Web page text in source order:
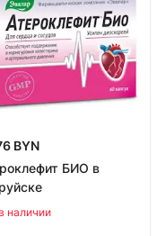
BYN
БИО в
наличии